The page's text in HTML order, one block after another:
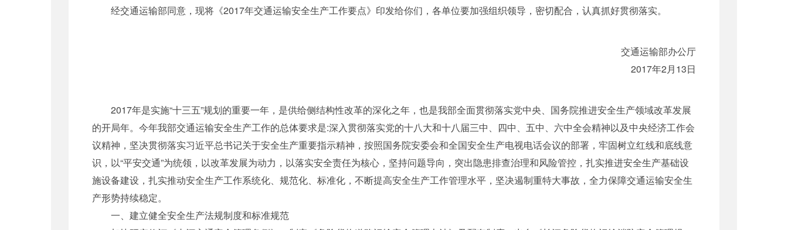
经交通运输部同意，现将《2017年交通运输安全生产工作要点》印发给你们，各单位要加强组织领导，密切配合，认真抓好贯彻落实。
交通运输部办公厅
2017年2月13日
2017年是实施“十三五”规划的重要一年，是供给侧结构性改革的深化之年，也是我部全面贯彻落实党中央、国务院推进安全生产领域改革发展
的开局年。今年我部交通运输安全生产工作的总体要求是:深入贯彻落实党的十八大和十八届三中、四中、五中、六中全会精神以及中央经济工作会
议精神，坚决贯彻落实习近平总书记关于安全生产重要指示精神，按照国务院安委会和全国安全生产电视电话会议的部署，牢固树立红线和底线意
识，以“平安交通”为统领，以改革发展为动力，以落实安全责任为核心，坚持问题导向，突出隐患排查治理和风险管控，扎实推进安全生产基础设
施设备建设，扎实推动安全生产工作系统化、规范化、标准化，不断提高安全生产工作管理水平，坚决遏制重特大事故，全力保障交通运输安全生
产形势持续稳定。
一、建立健全安全生产法规制度和标准规范